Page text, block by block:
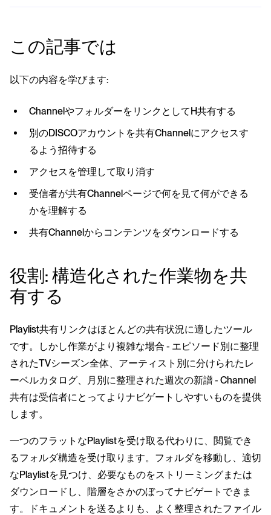
この記事では
以下の内容を学びます:
ChannelやフォルダーをリンクとしてH共有する
別のDISCOアカウントを共有Channelにアクセスす
るよう招待する
アクセスを管理して取り消す
受信者が共有Channelページで何を見て何ができる
かを理解する
共有Channelからコンテンツをダウンロードする
役割: 構造化された作業物を共
有する
Playlist共有リンクはほとんどの共有状況に適したツール
です。しかし作業がより複雑な場合 - エピソード別に整理
されたTVシーズン全体、アーティスト別に分けられたレ
ーベルカタログ、月別に整理された週次の新譜 - Channel
共有は受信者にとってよりナビゲートしやすいものを提供
します。
一つのフラットなPlaylistを受け取る代わりに、閲覧でき
るフォルダ構造を受け取ります。フォルダを移動し、適切
なPlaylistを見つけ、必要なものをストリーミングまたは
ダウンロードし、階層をさかのぼってナビゲートできま
す。ドキュメントを送るよりも、よく整理されたファイル